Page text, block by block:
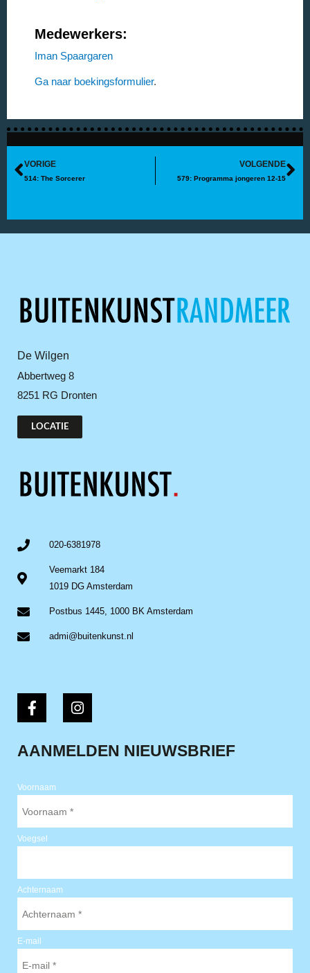
Medewerkers:
Iman Spaargaren
Ga naar boekingsformulier.
VORIGE
514: The Sorcerer
VOLGENDE
579: Programma jongeren 12-15
De Wilgen
Abbertweg 8
8251 RG Dronten
LOCATIE
020-6381978
Veemarkt 184
1019 DG Amsterdam
Postbus 1445, 1000 BK Amsterdam
admi@buitenkunst.nl
AANMELDEN NIEUWSBRIEF
Voornaam
Voegsel
Achternaam
E-mail